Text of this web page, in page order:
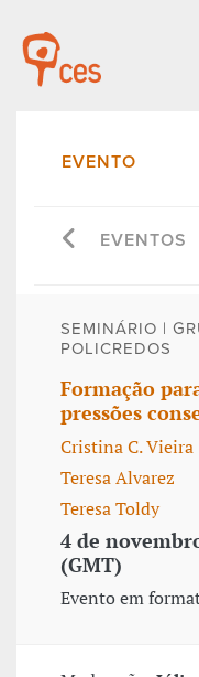
EVENTO
EVENTOS
SEMINÁRIO |
POLICREDOS
Formação
pressões
Cristina C. Vieira
Teresa Alvarez
Teresa Toldy
4 de
(GMT)
Evento em